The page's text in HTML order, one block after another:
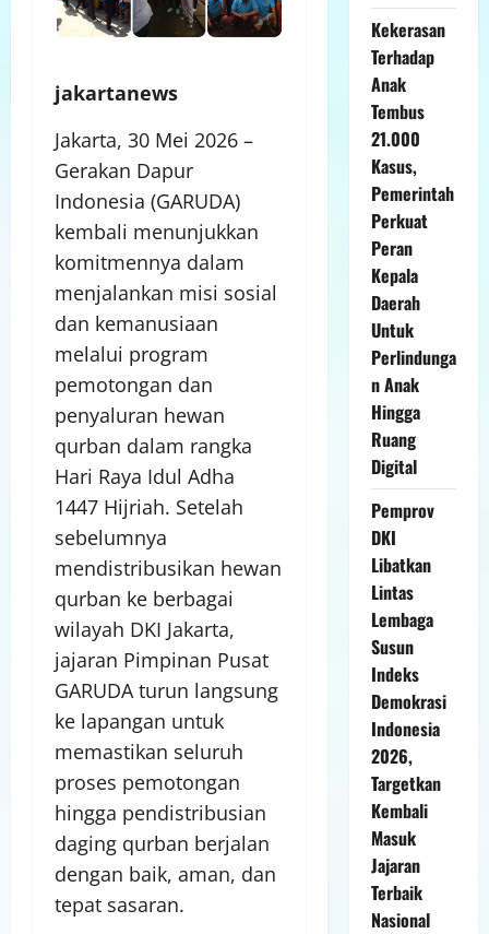
jakartanews
Jakarta, 30 Mei 2026 –
Gerakan Dapur
Indonesia (GARUDA)
kembali menunjukkan
komitmennya dalam
menjalankan misi sosial
dan kemanusiaan
melalui program
pemotongan dan
penyaluran hewan
qurban dalam rangka
Hari Raya Idul Adha
1447 Hijriah. Setelah
sebelumnya
mendistribusikan hewan
qurban ke berbagai
wilayah DKI Jakarta,
jajaran Pimpinan Pusat
GARUDA turun langsung
ke lapangan untuk
memastikan seluruh
proses pemotongan
hingga pendistribusian
daging qurban berjalan
dengan baik, aman, dan
tepat sasaran.
Kekerasan
Terhadap
Anak
Tembus
21.000
Kasus,
Pemerintah
Perkuat
Peran
Kepala
Daerah
Untuk
Perlindunga
n Anak
Hingga
Ruang
Digital
Pemprov
DKI
Libatkan
Lintas
Lembaga
Susun
Indeks
Demokrasi
Indonesia
2026,
Targetkan
Kembali
Masuk
Jajaran
Terbaik
Nasional